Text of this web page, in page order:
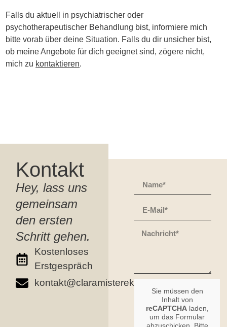
Falls du aktuell in psychiatrischer oder
psychotherapeutischer Behandlung bist, informiere mich
bitte vorab über deine Situation. Falls du dir unsicher bist,
ob meine Angebote für dich geeignet sind, zögere nicht,
mich zu kontaktieren.
Kontakt
Hey, lass uns
gemeinsam
den ersten
Schritt gehen.
Kostenloses
Erstgespräch
kontakt@claramisterek.de
Sie müssen den
Inhalt von
reCAPTCHAladen,
um das Formular